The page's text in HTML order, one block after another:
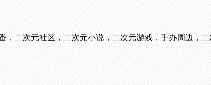
，二次元社区，二次元小说，二次元游戏，手办周边，